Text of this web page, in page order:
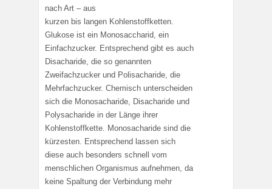
nach Art – aus
kurzen bis langen Kohlenstoffketten.
Glukose ist ein Monosaccharid, ein
Einfachzucker. Entsprechend gibt es auch
Disacharide, die so genannten
Zweifachzucker und Polisacharide, die
Mehrfachzucker. Chemisch unterscheiden
sich die Monosacharide, Disacharide und
Polysacharide in der Länge ihrer
Kohlenstoffkette. Monosacharide sind die
kürzesten. Entsprechend lassen sich
diese auch besonders schnell vom
menschlichen Organismus aufnehmen, da
keine Spaltung der Verbindung mehr